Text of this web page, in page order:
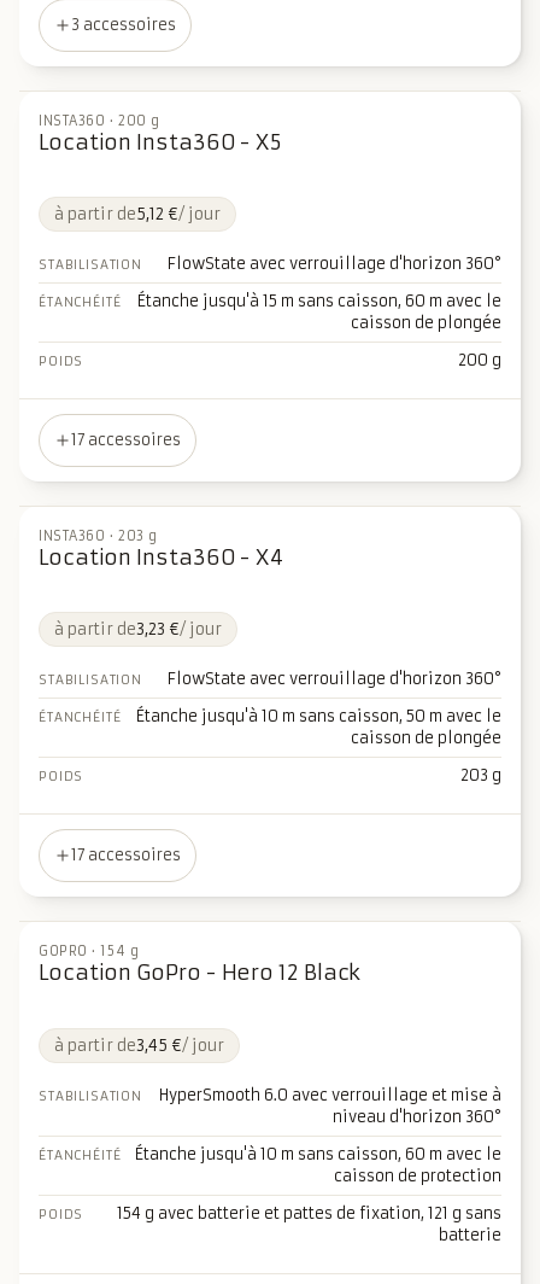
3 accessoires
INSTA360 ·200 g
Location Insta360 - X5
à partir de5,12 €/ jour
STABILISATION FlowState avec verrouillage d'horizon 360°
ÉTANCHÉITÉ
Étanche jusqu'à 15 m sans caisson, 60 m avec le
caisson de plongée
POIDS 200 g
17 accessoires
INSTA360 ·203 g
Location Insta360 - X4
à partir de3,23 €/ jour
STABILISATION FlowState avec verrouillage d'horizon 360°
ÉTANCHÉITÉ
Étanche jusqu'à 10 m sans caisson, 50 m avec le
caisson de plongée
POIDS 203 g
17 accessoires
GOPRO ·154 g
Location GoPro - Hero 12 Black
à partir de3,45 €/ jour
STABILISATION
HyperSmooth 6.0 avec verrouillage et mise à
niveau d'horizon 360°
ÉTANCHÉITÉ
Étanche jusqu'à 10 m sans caisson, 60 m avec le
caisson de protection
POIDS
154 g avec batterie et pattes de fixation, 121 g sans
batterie